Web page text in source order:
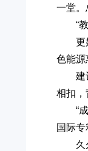
一堂。
“
更
色能源
建
相扣，
“
国际
久